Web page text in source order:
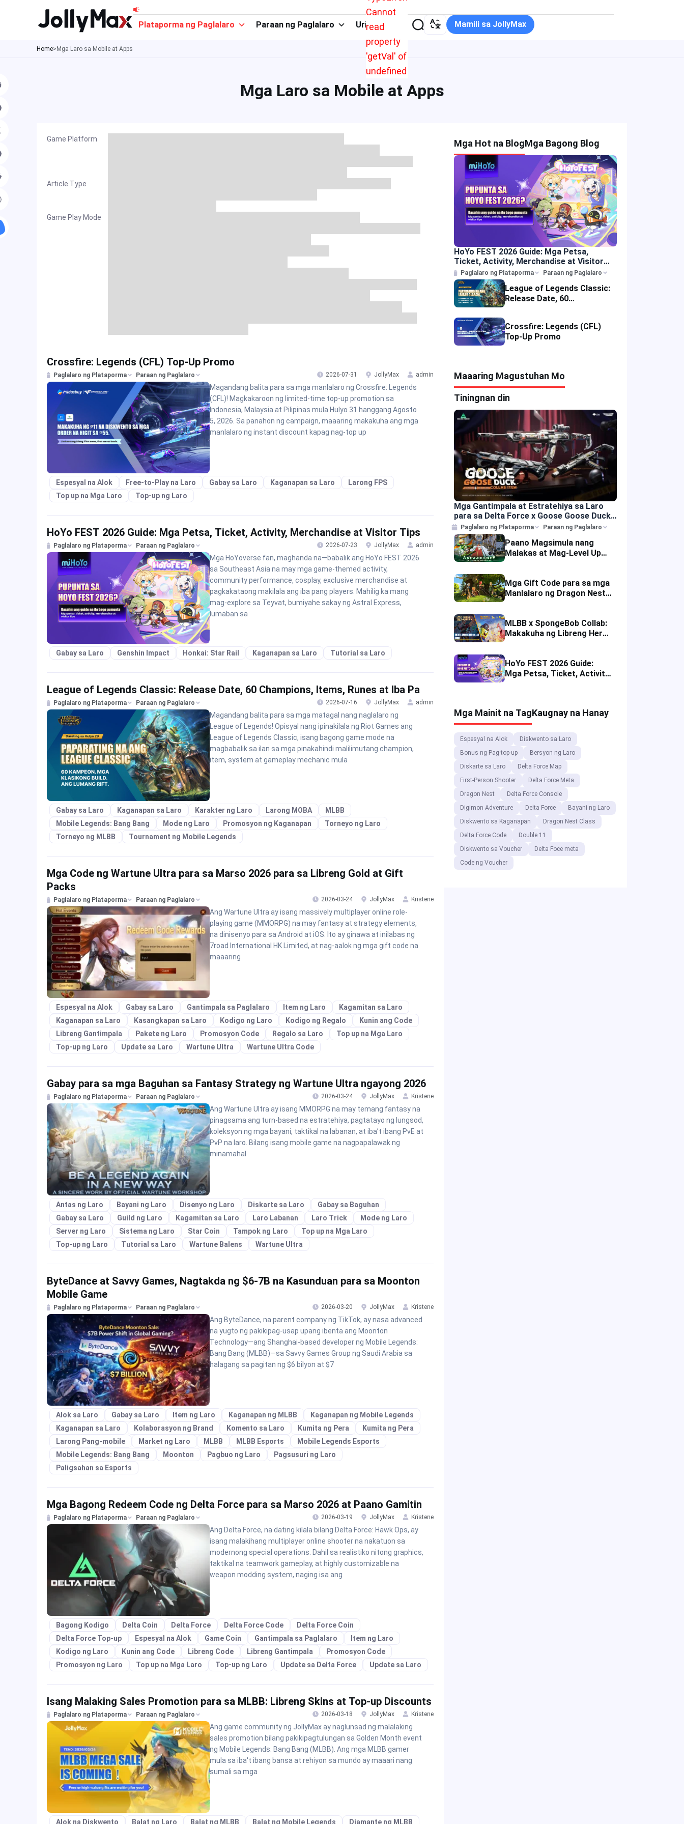
Cannot
read
property
'getVal' of
undefined
Plataporma ng Paglalaro Paraan ng Paglalaro Uri ng App Mamili sa JollyMax
Home> Mga Laro sa Mobile at Apps
Mga Laro sa Mobile at Apps
Game Platform
Article Type
Game Play Mode
Crossfire: Legends (CFL) Top-Up Promo
Paglalaro ng Plataporma Paraan ng Paglalaro 2026-07-31 JollyMax admin
Magandang balita para sa mga manlalaro ng Crossfire: Legends
(CFL)! Magkakaroon ng limited-time top-up promotion sa
Indonesia, Malaysia at Pilipinas mula Hulyo 31 hanggang Agosto
5, 2026. Sa panahon ng campaign, maaaring makakuha ang mga
manlalaro ng instant discount kapag nag-top up
Espesyal na Alok Free-to-Play na Laro Gabay sa Laro Kaganapan sa Laro
Larong FPS
Top up na Mga Laro
Top-up ng Laro
HoYo FEST 2026 Guide: Mga Petsa, Ticket, Activity, Merchandise at Visitor Tips
Paglalaro ng Plataporma Paraan ng Paglalaro 2026-07-23 JollyMax admin
Mga HoYoverse fan, maghanda na—babalik ang HoYo FEST 2026
sa Southeast Asia na may mga game-themed activity,
community performance, cosplay, exclusive merchandise at
pagkakataong makilala ang iba pang players. Mahilig ka mang
mag-explore sa Teyvat, bumiyahe sakay ng Astral Express,
lumaban sa
Gabay sa Laro Genshin Impact Honkai: Star Rail Kaganapan sa Laro Tutorial sa Laro
League of Legends Classic: Release Date, 60 Champions, Items, Runes at Iba Pa
Paglalaro ng Plataporma Paraan ng Paglalaro 2026-07-16 JollyMax admin
Magandang balita para sa mga matagal nang naglalaro ng
League of Legends! Opisyal nang ipinakilala ng Riot Games ang
League of Legends Classic, isang bagong game mode na
magbabalik sa ilan sa mga pinakahindi malilimutang champion,
item, system at gameplay mechanic mula
Gabay sa Laro Kaganapan sa Laro Karakter ng Laro Larong MOBA
MLBB
Mobile Legends: Bang Bang
Mode ng Laro Promosyon ng Kaganapan
Torneyo ng Laro
Torneyo ng MLBB
Tournament ng Mobile Legends
Mga Code ng Wartune Ultra para sa Marso 2026 para sa Libreng Gold at Gift
Packs
Paglalaro ng Plataporma Paraan ng Paglalaro 2026-03-24 JollyMax Kristene
Ang Wartune Ultra ay isang massively multiplayer online role-
playing game (MMORPG) na may fantasy at strategy elements,
na dinisenyo para sa Android at iOS. Ito ay ginawa at inilabas ng
7road International HK Limited, at nag-aalok ng mga gift code na
maaaring
Espesyal na Alok Gabay sa Laro Gantimpala sa Paglalaro Item ng Laro
Kagamitan sa Laro
Kaganapan sa Laro
Kasangkapan sa Laro Kodigo ng Laro Kodigo ng Regalo
Kunin ang Code
Libreng Gantimpala
Pakete ng Laro Promosyon Code Regalo sa Laro
Top up na Mga Laro
Top-up ng Laro
Update sa Laro Wartune Ultra Wartune Ultra Code
Gabay para sa mga Baguhan sa Fantasy Strategy ng Wartune Ultra ngayong 2026
Paglalaro ng Plataporma Paraan ng Paglalaro 2026-03-24 JollyMax Kristene
Ang Wartune Ultra ay isang MMORPG na may temang fantasy na
pinagsama ang turn-based na estratehiya, pagtatayo ng lungsod,
koleksyon ng mga bayani, taktikal na labanan, at iba’t ibang PvE at
PvP na laro. Bilang isang mobile game na nagpapalawak ng
minamahal
Antas ng Laro Bayani ng Laro Disenyo ng Laro Diskarte sa Laro
Gabay sa Baguhan
Gabay sa Laro
Guild ng Laro Kagamitan sa Laro Laro Labanan Laro Trick
Mode ng Laro
Server ng Laro
Sistema ng Laro Star Coin Tampok ng Laro
Top up na Mga Laro
Top-up ng Laro
Tutorial sa Laro Wartune Balens Wartune Ultra
ByteDance at Savvy Games, Nagtakda ng $6-7B na Kasunduan para sa Moonton
Mobile Game
Paglalaro ng Plataporma Paraan ng Paglalaro 2026-03-20 JollyMax Kristene
Ang ByteDance, na parent company ng TikTok, ay nasa advanced
na yugto ng pakikipag-usap upang ibenta ang Moonton
Technology—ang Shanghai-based developer ng Mobile Legends:
Bang Bang (MLBB)—sa Savvy Games Group ng Saudi Arabia sa
halagang sa pagitan ng $6 bilyon at $7
Alok sa Laro Gabay sa Laro Item ng Laro Kaganapan ng MLBB
Kaganapan ng Mobile Legends
Kaganapan sa Laro
Kolaborasyon ng Brand Komento sa Laro Kumita ng Pera
Kumita ng Pera
Larong Pang-mobile
Market ng Laro MLBB MLBB Esports
Mobile Legends Esports
Mobile Legends: Bang Bang
Moonton Pagbuo ng Laro
Pagsusuri ng Laro
Paligsahan sa Esports
Mga Bagong Redeem Code ng Delta Force para sa Marso 2026 at Paano Gamitin
Paglalaro ng Plataporma Paraan ng Paglalaro 2026-03-19 JollyMax Kristene
Ang Delta Force, na dating kilala bilang Delta Force: Hawk Ops, ay
isang malakihang multiplayer online shooter na nakatuon sa
modernong special operations. Dahil sa realistiko nitong graphics,
taktikal na teamwork gameplay, at highly customizable na
weapon modding system, naging isa ang
Bagong Kodigo Delta Coin Delta Force Delta Force Code
Delta Force Coin
Delta Force Top-up
Espesyal na Alok Game Coin Gantimpala sa Paglalaro
Item ng Laro
Kodigo ng Laro
Kunin ang Code Libreng Code Libreng Gantimpala
Promosyon Code
Promosyon ng Laro
Top up na Mga Laro Top-up ng Laro Update sa Delta Force Update sa Laro
Isang Malaking Sales Promotion para sa MLBB: Libreng Skins at Top-up Discounts
Paglalaro ng Plataporma Paraan ng Paglalaro 2026-03-18 JollyMax Kristene
Ang game community ng JollyMax ay naglunsad ng malalaking
sales promotion bilang pakikipagtulungan sa Golden Month event
ng Mobile Legends: Bang Bang (MLBB). Ang mga MLBB gamer
mula sa iba't ibang bansa at rehiyon sa mundo ay maaari nang
sumali sa mga
Alok na Diskwento Balat ng Laro Balat ng MLBB Balat ng Mobile Legends Diamante ng MLBB
Mga Hot na BlogMga Bagong Blog
HoYo FEST 2026 Guide: Mga Petsa,
Ticket, Activity, Merchandise at Visitor
TipsPaglalaro ng Plataporma Paraan ng Paglalaro
League of Legends Classic:
Release Date, 60
Crossfire: Legends (CFL)
Top-Up Promo
Maaaring Magustuhan Mo
Tiningnan din
Mga Gantimpala at Estratehiya sa Laro
para sa Delta Force x Goose Goose Duck
na Kolaborasyon
Paglalaro ng Plataporma Paraan ng Paglalaro
Paano Magsimula nang
Malakas at Mag-Level Up
Mga Gift Code para sa mga
Manlalaro ng Dragon Nest:
MLBB x SpongeBob Collab:
Makakuha ng Libreng Hero
HoYo FEST 2026 Guide:
Mga Petsa, Ticket, Activity,
Mga Mainit na TagKaugnay na Hanay
Espesyal na Alok
Diskwento sa Laro
Bonus ng Pag-top-up
Bersyon ng Laro
Diskarte sa Laro
Delta Force Map
First-Person Shooter
Delta Force Meta
Dragon Nest
Delta Force Console
Digimon Adventure
Delta Force
Bayani ng Laro
Diskwento sa Kaganapan
Dragon Nest Class
Delta Force Code
Double 11
Diskwento sa Voucher
Delta Foce meta
Code ng Voucher